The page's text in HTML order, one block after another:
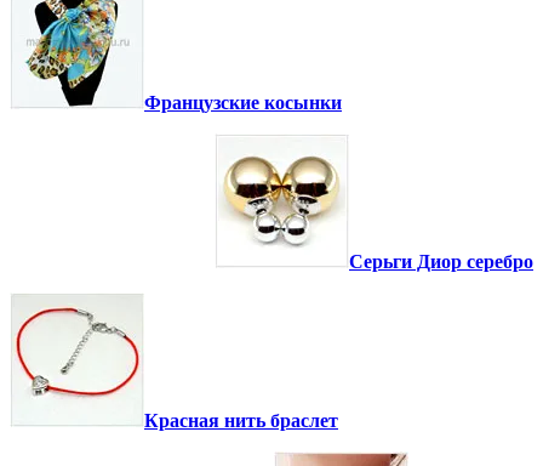
Французские косынки
Серьги Диор серебро
Красная нить браслет